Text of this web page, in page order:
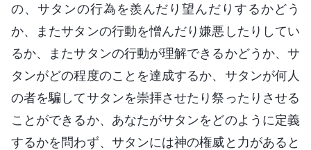
の、サタンの行為を羨んだり望んだりするかどう
か、またサタンの行動を憎んだり嫌悪したりしてい
るか、またサタンの行動が理解できるかどうか、サ
タンがどの程度のことを達成するか、サタンが何人
の者を騙してサタンを崇拝させたり祭ったりさせる
ことができるか、あなたがサタンをどのように定義
するかを問わず、サタンには神の権威と力があると